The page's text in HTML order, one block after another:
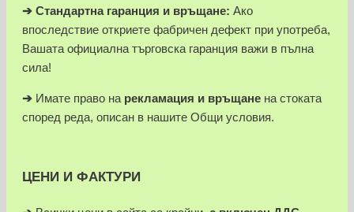
➔ Стандартна гаранция и връщане: Ако
впоследствие откриете фабричен дефект при употреба,
Вашата официална търговска гаранция важи в пълна
сила!
➔ Имате право на рекламация и връщане на стоката
според реда, описан в нашите Общи условия.
ЦЕНИ И ФАКТУРИ